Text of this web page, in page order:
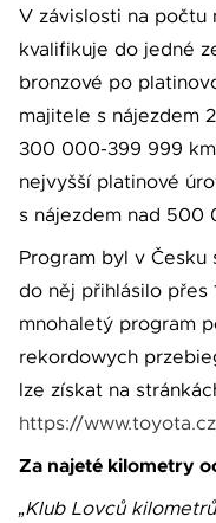
V závislosti na počtu
kvalifikuje do jedné
bronzové po
majitele s nájezdem
300 000-399 999
nejvyšší platinové
s nájezdem nad 500
Program byl v Česku
do něj přihlásilo přes
mnohaletý program
rekordowych
lze získat na
https://
Za najeté kilometry
„Klub Lovců